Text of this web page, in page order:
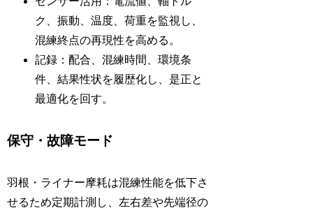
ク、振動、温度、荷重を監視し、
混練終点の再現性を高める。
記録：配合、混練時間、環境条
件、結果性状を履歴化し、是正と
最適化を回す。
保守・故障モード
羽根・ライナー摩耗は混練性能を低下さ
せるため定期計測し、左右差や先端径の